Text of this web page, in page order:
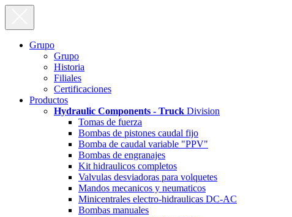
Grupo
Grupo
Historia
Filiales
Certificaciones
Productos
Hydraulic Components - Truck Division
Tomas de fuerza
Bombas de pistones caudal fijo
Bomba de caudal variable "PPV"
Bombas de engranajes
Kit hidraulicos completos
Valvulas desviadoras para volquetes
Mandos mecanicos y neumaticos
Minicentrales electro-hidraulicas DC-AC
Bombas manuales